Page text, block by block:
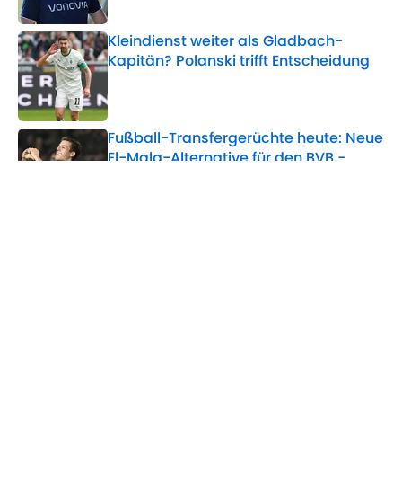
Kleindienst weiter als Gladbach-
Kapitän? Polanski trifft Entscheidung
Published by on Invalid Date
Fußball-Transfergerüchte heute: Neue
El-Mala-Alternative für den BVB -